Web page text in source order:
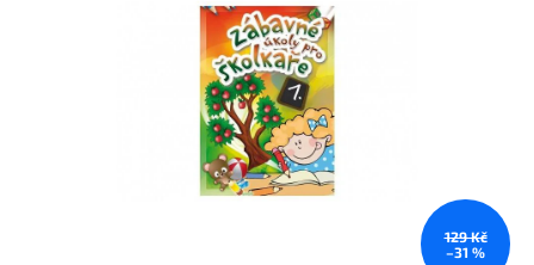
129 Kč
–31 %